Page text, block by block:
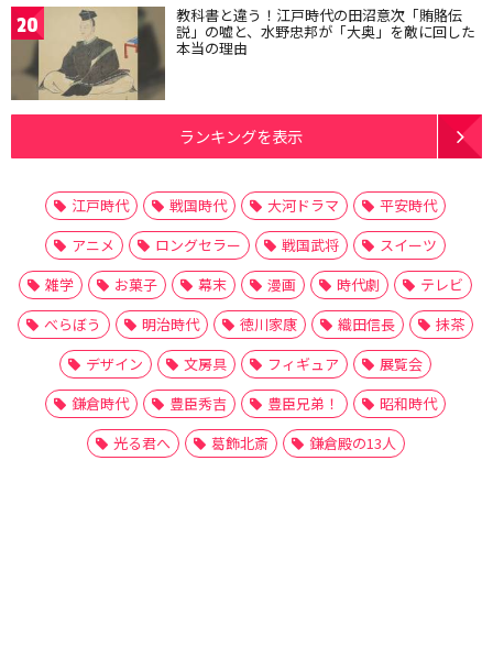
20 教科書と違う！江戸時代の田沼意次「賄賂伝
説」の嘘と、水野忠邦が「大奥」を敵に回した
本当の理由
ランキングを表示
江戸時代 戦国時代 大河ドラマ
平安時代
アニメ
ロングセラー 戦国武将
スイーツ
雑学
お菓子 幕末 漫画 時代劇
テレビ
べらぼう
明治時代 徳川家康 織田信長
抹茶
デザイン
文房具 フィギュア
展覧会
鎌倉時代
豊臣秀吉 豊臣兄弟！
昭和時代
光る君へ
葛飾北斎 鎌倉殿の13人